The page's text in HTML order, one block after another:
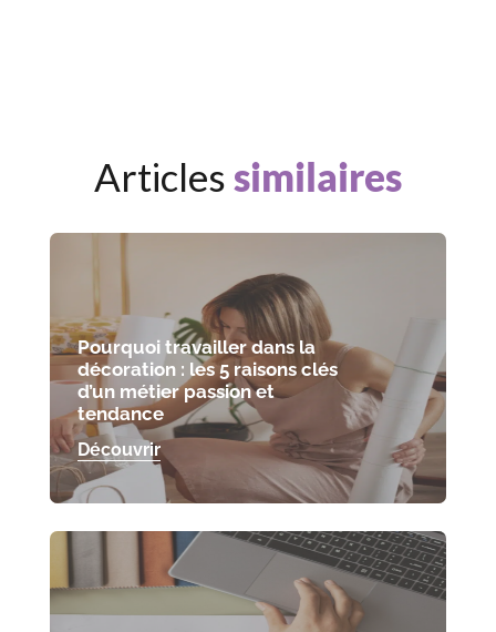
Articlessimilaires
Pourquoi travailler dans la
décoration : les 5 raisons clés
d’un métier passion et
tendance
Découvrir